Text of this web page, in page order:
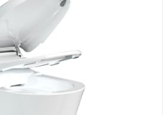
douche arrière et douchette
et de la température sur 5
5 niveaux pour un confort